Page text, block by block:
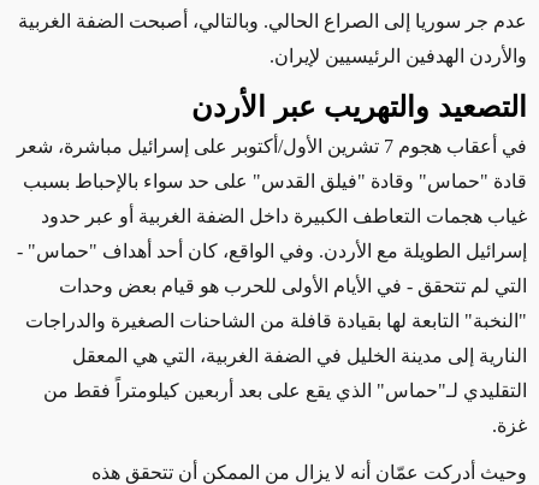
عدم جر سوريا إلى الصراع الحالي. وبالتالي، أصبحت الضفة الغربية
والأردن الهدفين الرئيسيين لإيران.
التصعيد والتهريب عبر الأردن
في أعقاب هجوم 7 تشرين الأول/أكتوبر على إسرائيل مباشرة، شعر
قادة "حماس" وقادة "فيلق القدس" على حد سواء بالإحباط بسبب
غياب هجمات التعاطف الكبيرة داخل الضفة الغربية أو عبر حدود
إسرائيل الطويلة مع الأردن. وفي الواقع، كان أحد أهداف "حماس" -
التي لم تتحقق - في الأيام الأولى للحرب هو قيام بعض وحدات
"النخبة" التابعة لها بقيادة قافلة من الشاحنات الصغيرة والدراجات
النارية إلى مدينة الخليل في الضفة الغربية، التي هي المعقل
التقليدي لـ"حماس" الذي يقع على بعد أربعين كيلومتراً فقط من
غزة.
وحيث أدركت عمّان أنه لا يزال من الممكن أن تتحقق هذه